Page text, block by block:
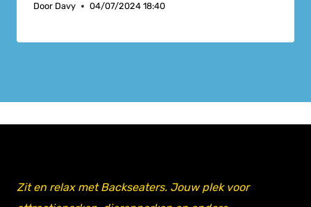
Door Davy 04/07/2024 18:40
Zit en relax met Backseaters. Jouw plek voor